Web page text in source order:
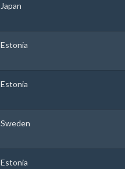
Japan
Estonia
Estonia
Sweden
Estonia